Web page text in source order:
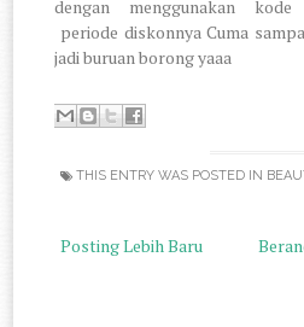
dengan menggunakan kode
periode diskonnya Cuma
jadi buruan borong yaaa
THIS ENTRY WAS POSTED IN
Posting Lebih Baru